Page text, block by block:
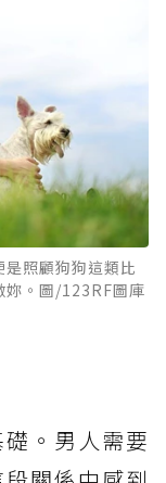
照顧狗狗這類比
妳。圖/123RF圖庫
。男人需要